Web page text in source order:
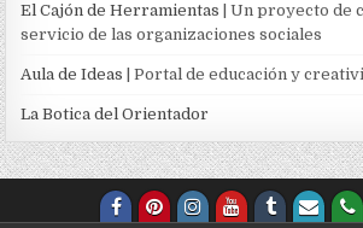
El Cajón de Herramientas | Un proyecto de
servicio de las organizaciones sociales
Aula de Ideas | Portal de educación y
La Botica del Orientador